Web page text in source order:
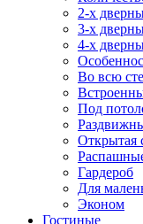
2-х
3-х
4-х
Во всю
Под
Открытая
Гардероб
Для
Эконом
Гостиные